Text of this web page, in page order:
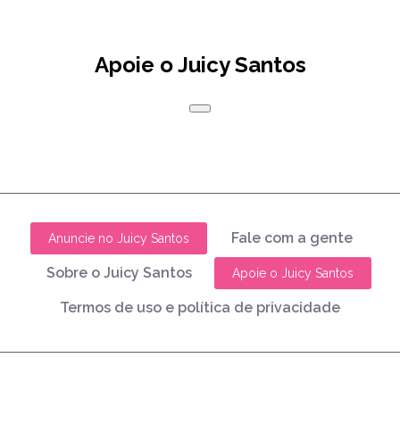
Apoie o Juicy Santos
Anuncie no Juicy Santos Fale com a gente
Sobre o Juicy Santos Apoie o Juicy Santos
Termos de uso e política de privacidade